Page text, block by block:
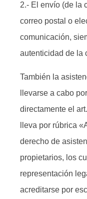
2.- El envío (de la
correo postal o
comunicación,
autenticidad de la
También la
llevarse a cabo
directamente el
lleva por rúbrica
derecho de
propietarios, los
representación
acreditarse por